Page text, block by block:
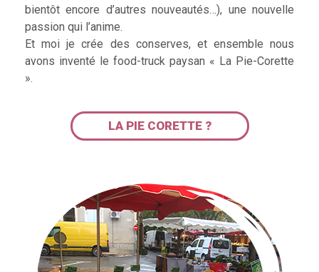
bientôt encore d’autres nouveautés…), une nouvelle
passion qui l’anime.
Et moi je crée des conserves, et ensemble nous
avons inventé le food-truck paysan « La Pie-Corette
».
LA PIE CORETTE ?